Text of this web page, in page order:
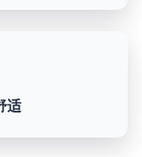
适